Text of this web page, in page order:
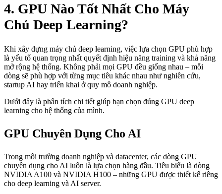
4. GPU Nào Tốt Nhất Cho Máy
Chủ Deep Learning?
Khi xây dựng máy chủ deep learning, việc lựa chọn GPU phù hợp
là yếu tố quan trọng nhất quyết định hiệu năng training và khả năng
mở rộng hệ thống. Không phải mọi GPU đều giống nhau – mỗi
dòng sẽ phù hợp với từng mục tiêu khác nhau như nghiên cứu,
startup AI hay triển khai ở quy mô doanh nghiệp.
Dưới đây là phân tích chi tiết giúp bạn chọn đúng GPU deep
learning cho hệ thống của mình.
GPU Chuyên Dụng Cho AI
Trong môi trường doanh nghiệp và datacenter, các dòng GPU
chuyên dụng cho AI luôn là lựa chọn hàng đầu. Tiêu biểu là dòng
NVIDIA A100 và NVIDIA H100 – những GPU được thiết kế riêng
cho deep learning và AI server.